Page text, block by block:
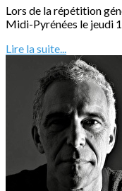
Lors de la répétition
Midi-Pyrénées le jeudi
Lire la suite...